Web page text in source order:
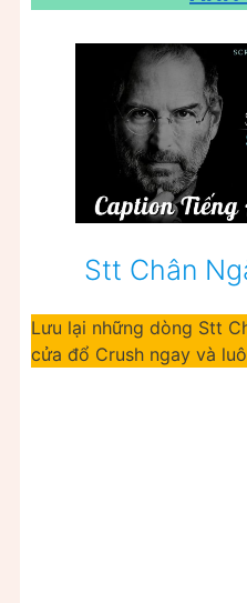
Stt Chân
Lưu lại những dòng Stt
cửa đổ Crush ngay và